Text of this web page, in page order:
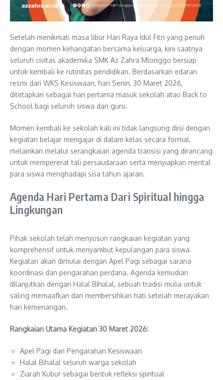
Setelah menikmati masa libur Hari Raya Idul Fitri yang penuh
dengan momen kehangatan bersama keluarga, kini saatnya
seluruh civitas akademika SMK Az Zahra Mlonggo bersiap
untuk kembali ke rutinitas pendidikan. Berdasarkan edaran
resmi dari WKS Kesiswaan, hari Senin, 30 Maret 2026,
ditetapkan sebagai hari pertama masuk sekolah atau Back to
School bagi seluruh siswa dan guru.
Momen kembali ke sekolah kali ini tidak langsung diisi dengan
kegiatan belajar mengajar di dalam kelas secara formal,
melainkan melalui serangkaian agenda transisi yang dirancang
untuk mempererat tali persaudaraan serta menyiapkan mental
para siswa menghadapi sisa tahun ajaran.
Agenda Hari Pertama Dari Spiritual hingga
Lingkungan
Pihak sekolah telah menyusun rangkaian kegiatan yang
komprehensif untuk menyambut kepulangan para siswa.
Kegiatan akan dimulai dengan Apel Pagi sebagai sarana
koordinasi dan pengarahan perdana. Agenda kemudian
dilanjutkan dengan Halal Bihalal, sebuah tradisi mulia untuk
saling memaafkan dan membersihkan hati setelah merayakan
hari kemenangan.
Rangkaian Utama Kegiatan 30 Maret 2026:
Apel Pagi dan Pengarahan Kesiswaan
Halal Bihalal seluruh warga sekolah
Ziarah Kubur sebagai bentuk refleksi spiritual